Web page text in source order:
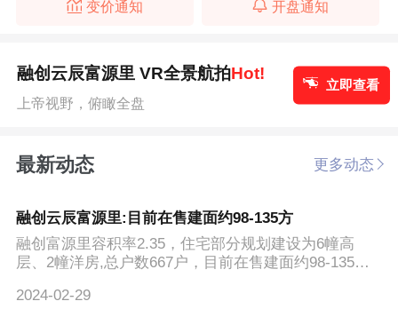
变价通知 开盘通知
融创云辰富源里 VR全景航拍Hot!
上帝视野，俯瞰全盘
立即查看
最新动态 更多动态
融创云辰富源里:目前在售建面约98-135方
融创富源里容积率2.35，住宅部分规划建设为6幢高
层、2幢洋房,总户数667户，目前在售建面约98-135
2024-02-29